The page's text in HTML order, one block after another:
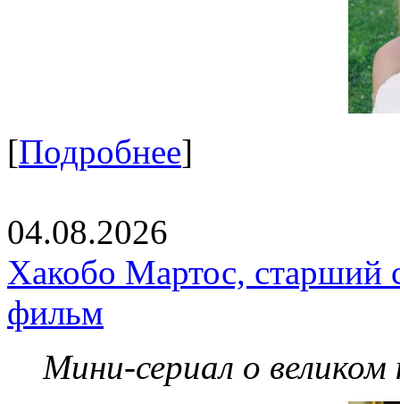
[Подробнее]
04.08.2026
Хакобо Мартос, старший
фильм
Мини-сериал о великом